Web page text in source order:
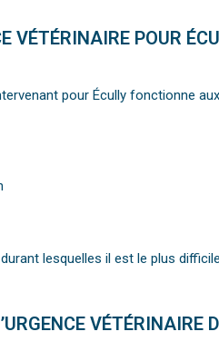
VÉTÉRINAIRE POUR
pour Écully fonctionne
lesquelles il est le plus
VÉTÉRINAIRE